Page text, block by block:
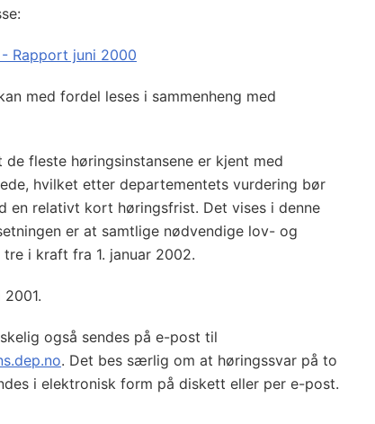
Rapport juni 2000
med fordel leses i sammenheng med
fleste høringsinstansene er kjent med
hvilket etter departementets vurdering bør
en relativt kort høringsfrist. Det vises i denne
er at samtlige nødvendige lov- og
i kraft fra 1. januar 2002.
2001.
også sendes på e-post til
. Det bes særlig om at høringssvar på to
i elektronisk form på diskett eller per e-post.